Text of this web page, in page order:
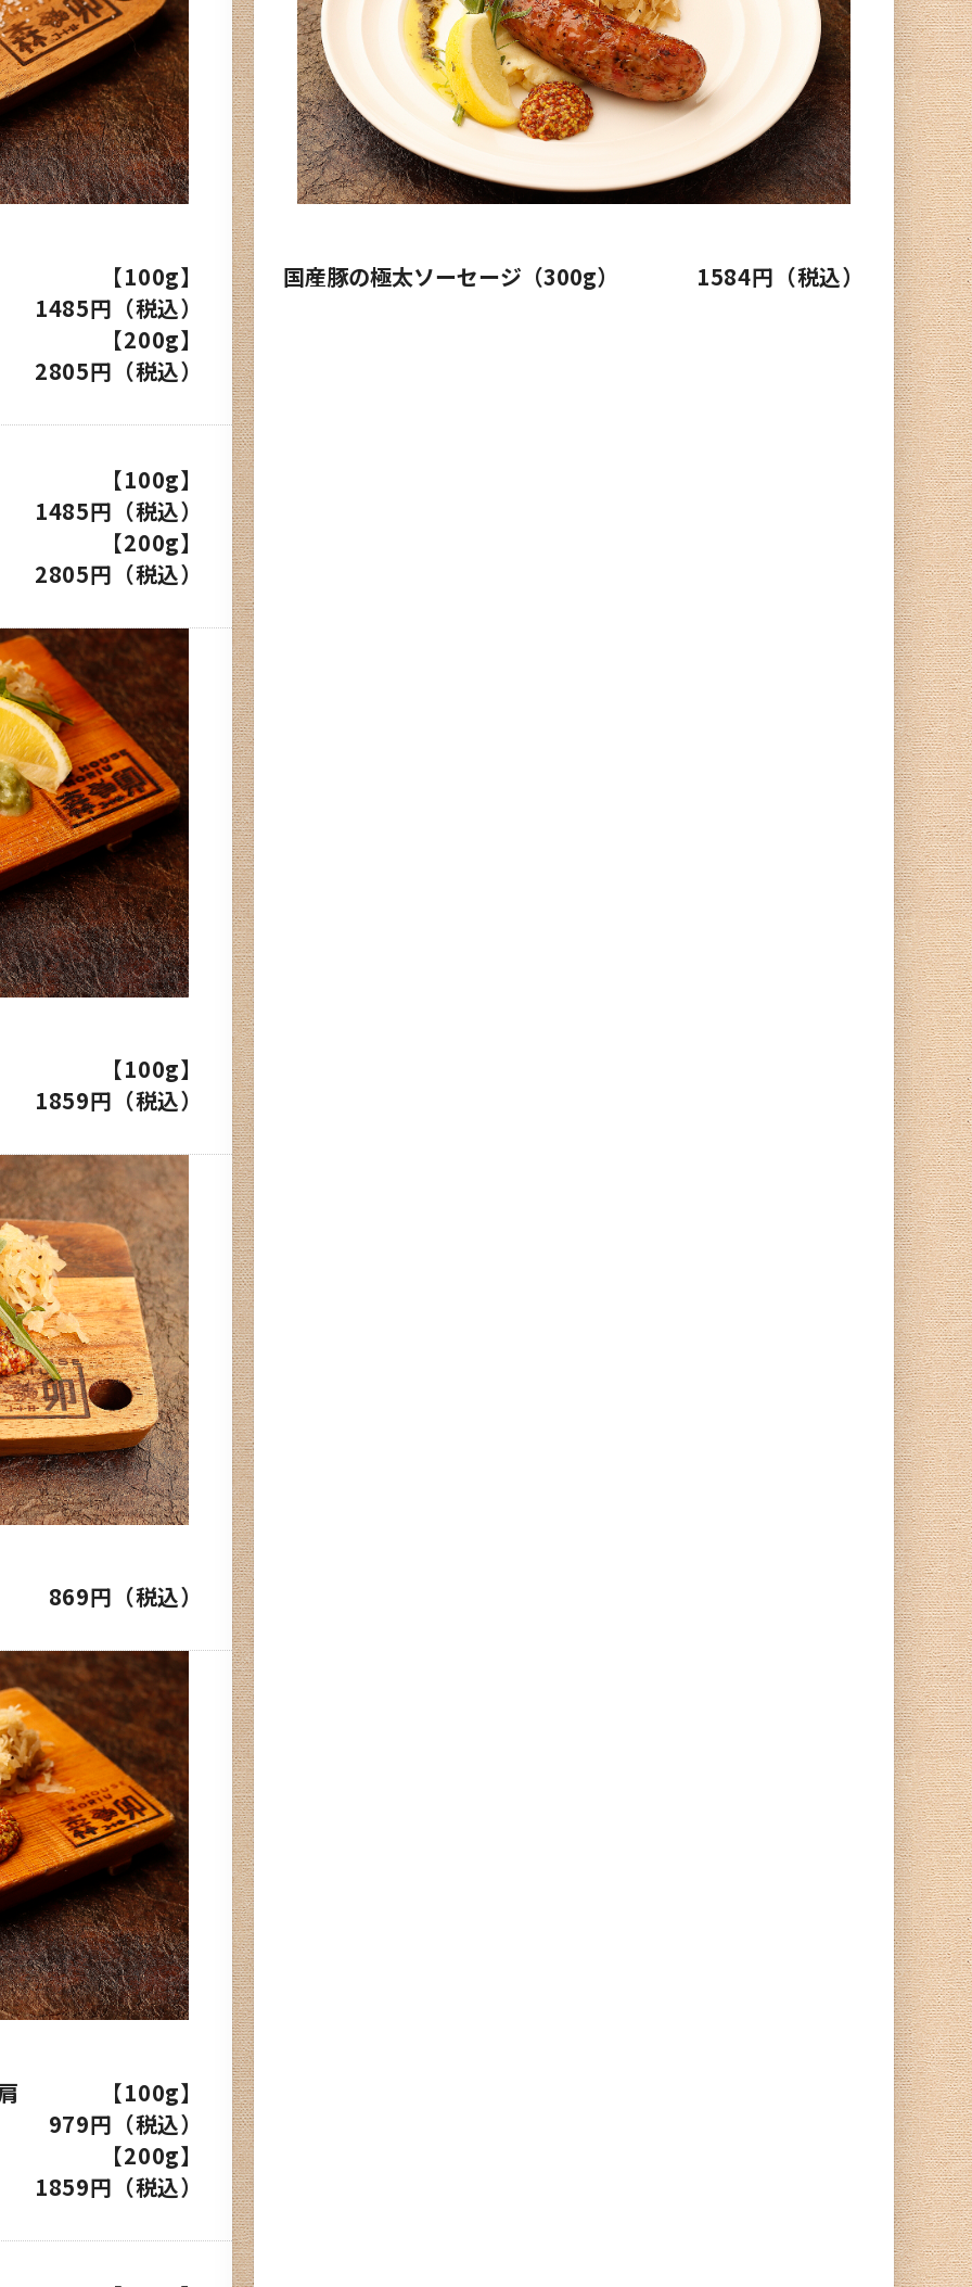
【100g】
1485円（税込）
【200g】
2805円（税込）
【100g】
1485円（税込）
【200g】
2805円（税込）
【100g】
1859円（税込）
869円（税込）
【100g】
979円（税込）
【200g】
1859円（税込）
国産豚の極太ソーセージ（300g） 1584円（税込）